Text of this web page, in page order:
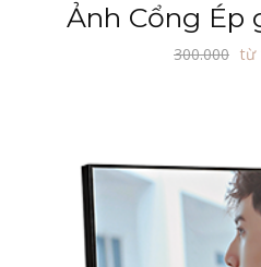
Ảnh Cổng Ép
300.000 từ